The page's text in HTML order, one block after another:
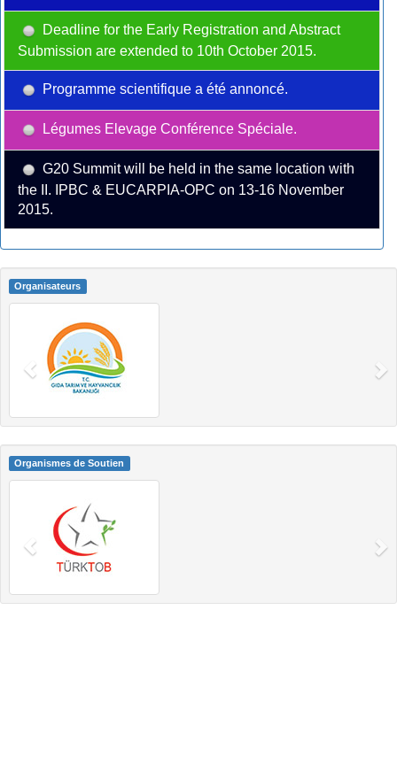
Deadline for the Early Registration and Abstract
Submission are extended to 10th October 2015.
Programme scientifique a été annoncé.
Légumes Elevage Conférence Spéciale.
G20 Summit will be held in the same location with
the II. IPBC & EUCARPIA-OPC on 13-16 November
2015.
Organisateurs
Organismes de Soutien